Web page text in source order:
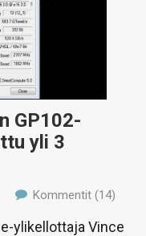
GP102-
yli 3
Kommentit (14)
ylikellottaja Vince